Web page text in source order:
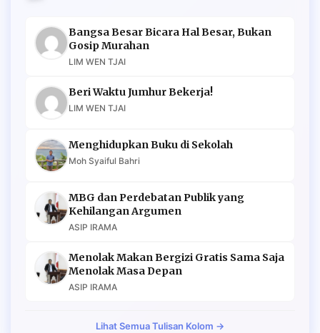
Bangsa Besar Bicara Hal Besar, Bukan
Gosip Murahan
LIM WEN TJAI
Beri Waktu Jumhur Bekerja!
LIM WEN TJAI
Menghidupkan Buku di Sekolah
Moh Syaiful Bahri
MBG dan Perdebatan Publik yang
Kehilangan Argumen
ASIP IRAMA
Menolak Makan Bergizi Gratis Sama Saja
Menolak Masa Depan
ASIP IRAMA
Lihat Semua Tulisan Kolom →